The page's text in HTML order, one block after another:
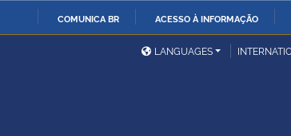
COMUNICA BR ACESSO À INFORMAÇÃO
da Defesa
Ministério das Relações
ExterioresLANGUAGES